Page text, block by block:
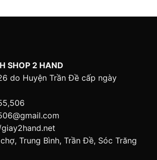
SHOP 2 HAND
do Huyện Trần Đề cấp ngày
Trung Bình, Trần Đề, Sóc Trăng